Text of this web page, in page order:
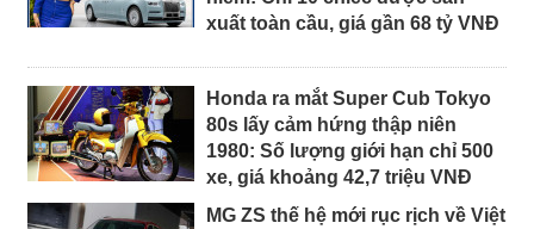
xuất toàn cầu, giá gần 68 tỷ VNĐ
Honda ra mắt Super Cub Tokyo
80s lấy cảm hứng thập niên
1980: Số lượng giới hạn chỉ 500
xe, giá khoảng 42,7 triệu VNĐ
MG ZS thế hệ mới rục rịch về Việt